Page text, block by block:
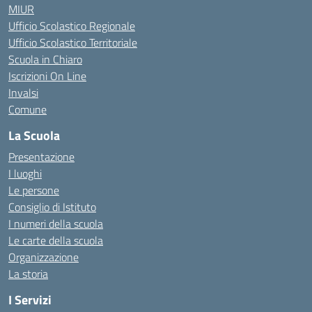
MIUR
Ufficio Scolastico Regionale
Ufficio Scolastico Territoriale
Scuola in Chiaro
Iscrizioni On Line
Invalsi
Comune
La Scuola
Presentazione
I luoghi
Le persone
Consiglio di Istituto
I numeri della scuola
Le carte della scuola
Organizzazione
La storia
I Servizi